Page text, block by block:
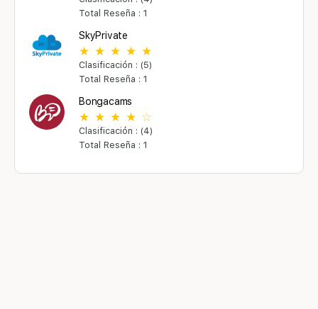
Total Reseña : 1
SkyPrivate
Clasificación : (5)
Total Reseña : 1
Bongacams
Clasificación : (4)
Total Reseña : 1